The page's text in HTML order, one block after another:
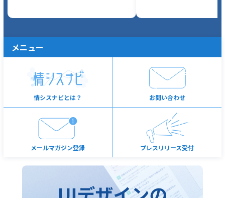
メニュー
情シスナビとは？ お問い合わせ
メールマガジン登録 プレスリリース受付